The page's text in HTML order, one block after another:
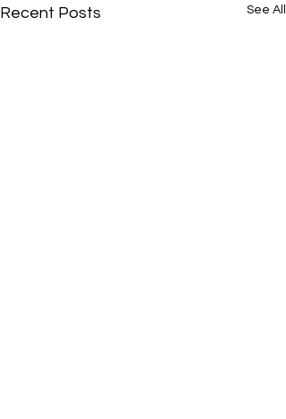
Recent Posts See All